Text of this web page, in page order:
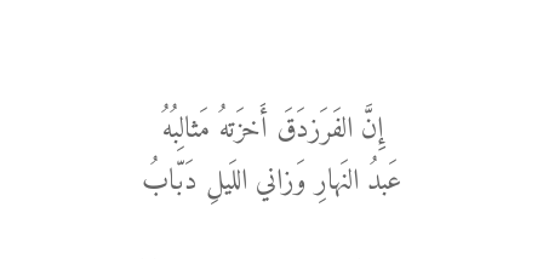
إِنَّ الفَرَزدَقَ أَخزَتهُ مَثالِبُهُ
عَبدُ النَهارِ وَزاني اللَيلِ دَبّابُ